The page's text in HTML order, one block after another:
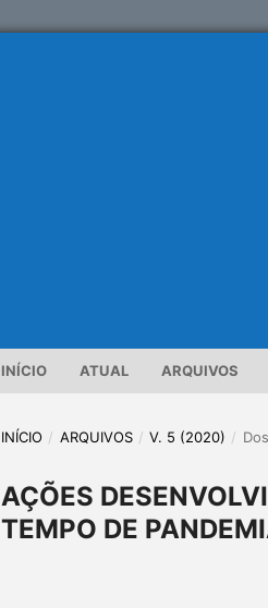
INÍCIO ATUAL ARQUIVOS
INÍCIO / ARQUIVOS / V. 5 (2020) /
AÇÕES
TEMPO DE